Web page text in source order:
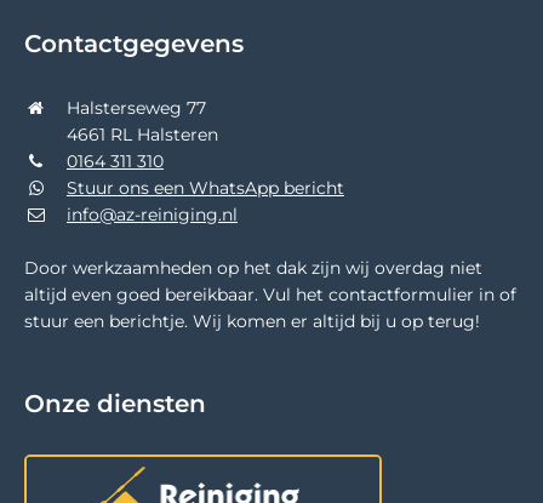
Contactgegevens
Halsterseweg 77
4661 RL Halsteren
0164 311 310
Stuur ons een WhatsApp bericht
info@az-reiniging.nl
Door werkzaamheden op het dak zijn wij overdag niet
altijd even goed bereikbaar. Vul het contactformulier in of
stuur een berichtje. Wij komen er altijd bij u op terug!
Onze diensten